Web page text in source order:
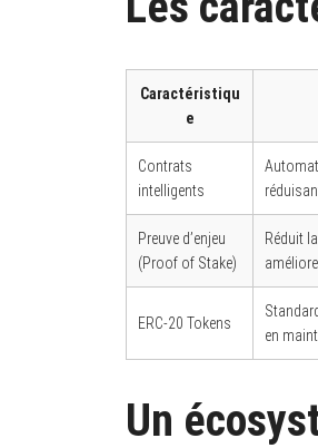
Caractéristiqu
e
Contrats
intelligents
Preuve d’enjeu
(Proof of Stake)
Réduit
ERC-20 Tokens
en
Un